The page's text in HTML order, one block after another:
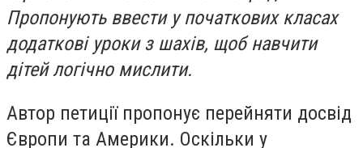
Пропонують ввести у початкових класах
додаткові уроки з шахів, щоб навчити
дітей логічно мислити.
Автор петиції пропонує перейняти досвід
Європи та Америки. Оскільки у